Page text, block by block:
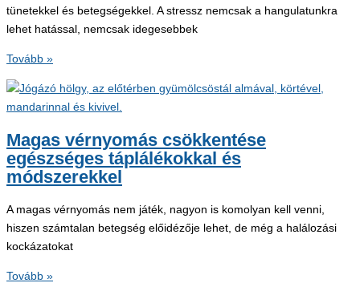
tünetekkel és betegségekkel. A stressz nemcsak a hangulatunkra
lehet hatással, nemcsak idegesebbek
A
stresszhormon
csökkentése
természetes
módszerekkel
Tovább »
Magas vérnyomás csökkentése
egészséges táplálékokkal és
módszerekkel
A magas vérnyomás nem játék, nagyon is komolyan kell venni,
hiszen számtalan betegség előidézője lehet, de még a halálozási
kockázatokat
Magas
Tovább »